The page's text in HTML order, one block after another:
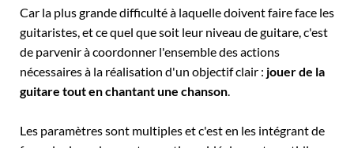
Car la plus grande difficulté à laquelle doivent faire face les
guitaristes, et ce quel que soit leur niveau de guitare, c'est
de parvenir à coordonner l'ensemble des actions
nécessaires à la réalisation d'un objectif clair : jouer de la
guitare tout en chantant une chanson.
Les paramètres sont multiples et c'est en les intégrant de